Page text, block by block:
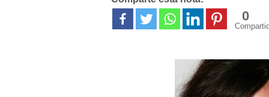
0